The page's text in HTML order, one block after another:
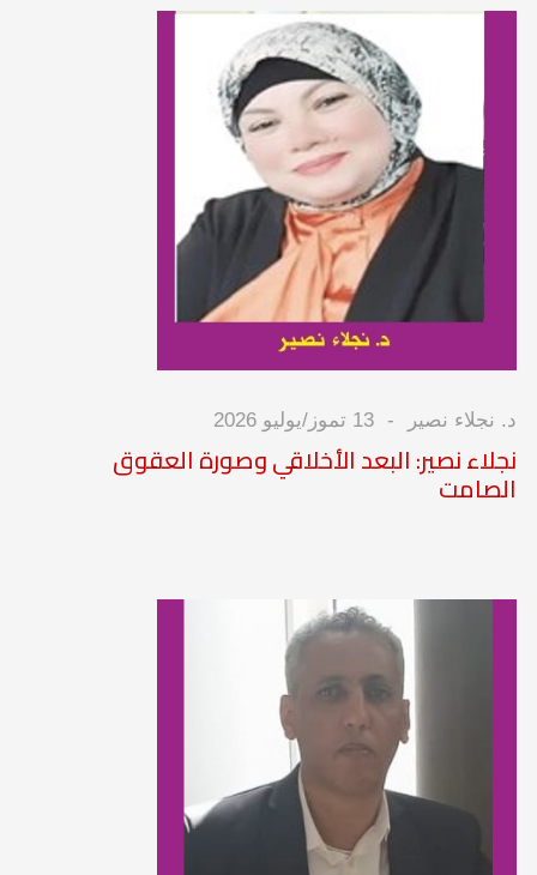
د. نجلاء نصير 13 تموز/يوليو 2026
نجلاء نصير: البعد الأخلاقي وصورة العقوق
الصامت